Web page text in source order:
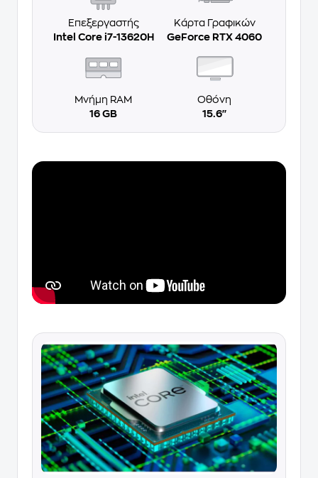
Επεξεργαστής
Intel Core i7-13620H
Κάρτα Γραφικών
GeForce RTX 4060
Μνήμη RAM
16 GB
Οθόνη
15.6''